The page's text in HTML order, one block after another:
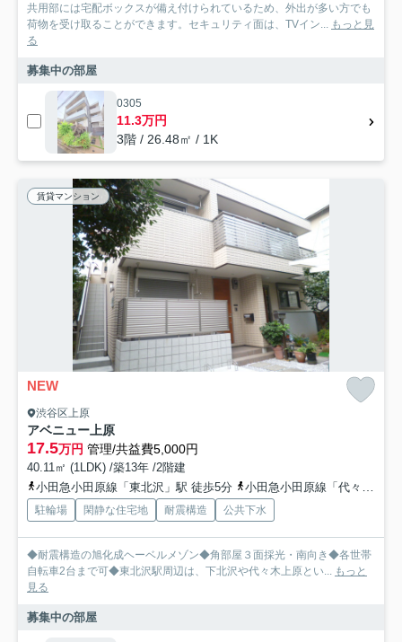
共用部には宅配ボックスが備え付けられているため、外出が多い方でも
荷物を受け取ることができます。セキュリティ面は、TVイン...
もっと見
る
募集中の部屋
0305
11.3万円
3階 / 26.48㎡ / 1K
賃貸マンション
NEW
渋谷区上原
アベニュー上原
17.5万円 管理/共益費5,000円
40.11㎡ (1LDK) /築13年 /2階建
小田急小田原線「東北沢」駅 徒歩5分
小田急小田原線「代々木上原」駅 徒歩6分
駐輪場 閑静な住宅地 耐震構造 公共下水
◆耐震構造の旭化成ヘーベルメゾン◆角部屋３面採光・南向き◆各世帯
自転車2台まで可◆東北沢駅周辺は、下北沢や代々木上原とい... もっと
見る
募集中の部屋